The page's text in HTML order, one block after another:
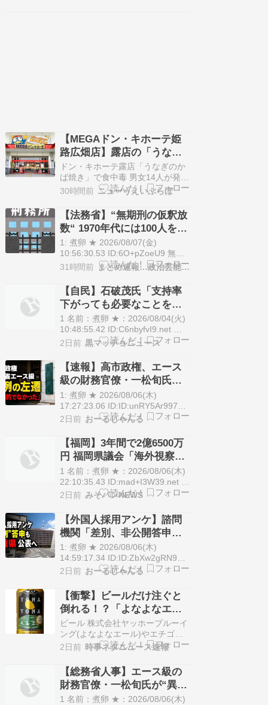
【MEGAドン・キホーテ姫
路広畑店】露店の「うなぎ
のかば焼き」で14人が食中
毒…サルモネラ属の菌検出
ドン・キホーテ露店「うなぎのか
ば焼き」で食中毒 男女14人が発熱
や腹痛など訴え…サルモネラ属の
菌検出 …兵庫県姫路市の「ドン・
キホーテ」の露店で販売されたう
なぎで食中毒が発生しました。 姫
路市によりますと、土用の丑の日
だった先月26日、「MEGAドン・
… （出典：0:53） （…
30時間前 ニューうえいぶらぼ
【法務省】“無期刑の仮釈放
数“ 1970年代には100人を超
えた年も… 2025年は4人、
「終身刑化」へ進む 無期受
刑者は24年末で1650人★2
1: 煮卵 ★ 2026/08/07(金)
10:56:30.53 ID:6O+pZoeU9 無期
懲役刑（無期拘禁刑）の受刑者の
4人だったことが、法務省の最新
の統計でわかった。 2024 […] The
post 【法務省】“無期刑の仮釈放
数“ …
31時間前 まとめ速報…政治芸能ワンダーランド
【自民】石破茂氏「支持率
下がっても必要なことを」
「公約違反にならない」 消
費減税に重ねて異論 会合後
1 名前：煮卵 ★：2026/08/04(火)
10:48:55.42 ID:C6nbyfvI9.net 自
民党の石破茂前首相は3日、党税
後、記者団の取材に応じ、高市早
苗首相が表明した飲食料品の消費
税率を2年限定で1％に引き下げる
方針について改めて異…
2日前 黒マッチョニュース
【速報】高市政権、エース
級の財務官僚・一松旬氏を
左遷「彼は協力的でなかっ
た」財務省の言いなりでは
ないことが判明
1: 煮卵 ★ 2026/08/06(木)
17:27:23.06 ID:ID:unRY5Ar997日
発表予定の財務省人事が波紋を呼
れている一松旬・主計局次長が東
京税関長に転出する案で、エース
級の財務官僚がこのポストに就く
のは異例。消費減税などで意見…
2日前 おーるじゃんる
【福岡】3年間で2億6500万
円 福岡県議会「海外視察
費」公表
1 名前：煮卵 ★：2026/08/06(木)
22:10:35.43 ID:mad+I3W39.net 福
岡県が発表していた、服部県知事
すぎると批判を集めていました
が、6日、福岡県議会が独自に行
っていた海外視察の費用が初めて
公表されました。 歴代…
2日前 みそパンNEWS
【外国人採用アンケ】諮問
機関「差別、非公開答申」
三重県「差別に当たらず、
公表する方針を決定した」
1: 煮卵 ★ 2026/08/06(木)
14:59:17.34 ID:ID:ZbXw2gRN9外
国人の職員採用を巡り三重県が行
諮問機関から「差別に該当する」
と指摘されたのに対し、県は「差
別にはあたらない」として公表す
る方針を決めたことがわかりま
し…
2日前 おーるじゃんる
【衝撃】ビールだけ注ぐと
倒れる！？「よなよなエー
ル」がまさかのU字グラスを
発売ｗｗｗ
ビール 株式会社ヤッホーブルーイ
ング(よなよなエール)やエチゴビ
ール株式会社(エチゴビール)、木
正産業株式会社(猪苗代地ビー
ル)、オホーツクビール株式会社
(オホーツクビール)などのクラフ
トビールを製造する中小醸造企業
2日前 時事ネタニュース速報
【総務省人事】エース級の
財務官僚・一松旬氏が“異例
転出”へ 官邸幹部「協力的
1 名前：煮卵 ★：2026/08/06(木)